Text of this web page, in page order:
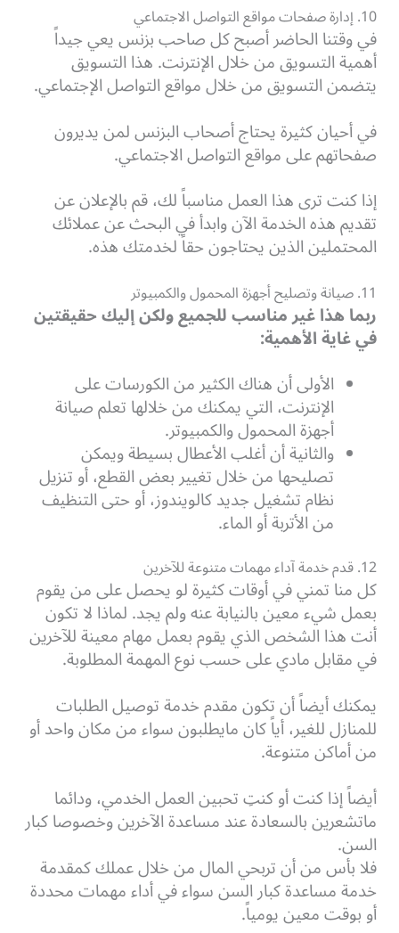
10. إدارة صفحات مواقع التواصل الاجتماعي
في وقتنا الحاضر أصبح كل صاحب بزنس يعي جيداً
أهمية التسويق من خلال الإنترنت.هذا التسويق
يتضمن التسويق من خلال مواقع التواصل الإجتماعي.
في أحيان كثيرة يحتاج أصحاب البزنس لمن يديرون
صفحاتهم على مواقع التواصل الاجتماعي.
إذا كنت ترى هذا العمل مناسباً لك، قم بالإعلان عن
تقديم هذه الخدمة الآن وابدأ في البحث عن عملائك
المحتملين الذين يحتاجون حقاً لخدمتك هذه.
11. صيانة وتصليح أجهزة المحمول والكمبيوتر
ربما هذا غير مناسب للجميع ولكن إليك حقيقتين
في غاية الأهمية:
الأولى أن هناك الكثير من الكورسات على
الإنترنت، التي يمكنك من خلالها تعلم صيانة
أجهزة المحمول والكمبيوتر.
والثانية أن أغلب الأعطال بسيطة ويمكن
تصليحها من خلال تغيير بعض القطع، أو تنزيل
نظام تشغيل جديد كالويندوز، أو حتى التنظيف
من الأتربة أو الماء.
12. قدم خدمة آداء مهمات متنوعة للآخرين
كل منا تمني في أوقات كثيرة لو يحصل على من يقوم
بعمل شيء معين بالنيابة عنه ولم يجد. لماذا لا تكون
أنت هذا الشخص الذي يقوم بعمل مهام معينة للآخرين
في مقابل مادي على حسب نوع المهمة المطلوبة.
يمكنك أيضاً أن تكون مقدم خدمة توصيل الطلبات
للمنازل للغير، أياً كان مايطلبون سواء من مكان واحد أو
من أماكن متنوعة.
أيضاً إذا كنت أو كنتِ تحبين العمل الخدمي، ودائما
ماتشعرين بالسعادة عند مساعدة الآخرين وخصوصا كبار
السن.
فلا بأس من أن تربحي المال من خلال عملك كمقدمة
خدمة مساعدة كبار السن سواء في أداء مهمات محددة
أو بوقت معين يومياً.